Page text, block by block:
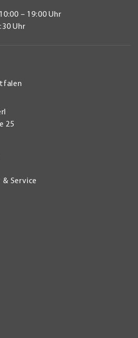
– 19:00 Uhr
Uhr
25
Service